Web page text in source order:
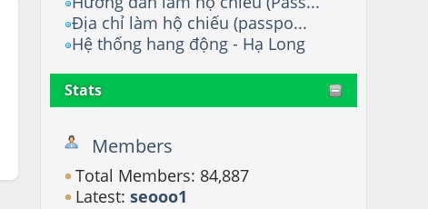
Địa chỉ làm hộ chiếu (passpo...
Hệ thống hang động - Hạ Long
Stats
Members
Total Members: 84,887
Latest:seooo1